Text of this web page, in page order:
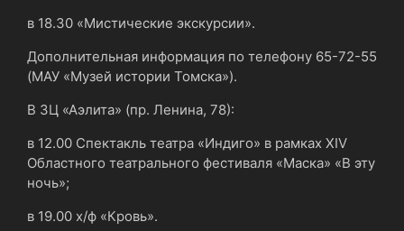
в 18.30 «Мистические экскурсии».
Дополнительная информация по телефону 65-72-55
(МАУ «Музей истории Томска»).
В ЗЦ «Аэлита» (пр. Ленина, 78):
в 12.00 Спектакль театра «Индиго» в рамках XIV
Областного театрального фестиваля «Маска» «В эту
ночь»;
в 19.00 х/ф «Кровь».